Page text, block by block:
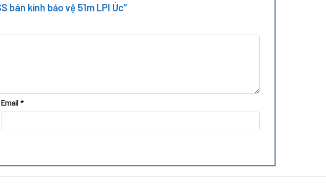
bán kính bảo vệ 51m LPI Úc”
Email *